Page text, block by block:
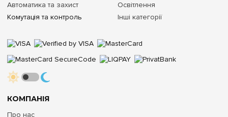
КОМПАНІЯ
Про нас
Автоматика та захист
Комутація та контроль
Освітлення
Інші категорії